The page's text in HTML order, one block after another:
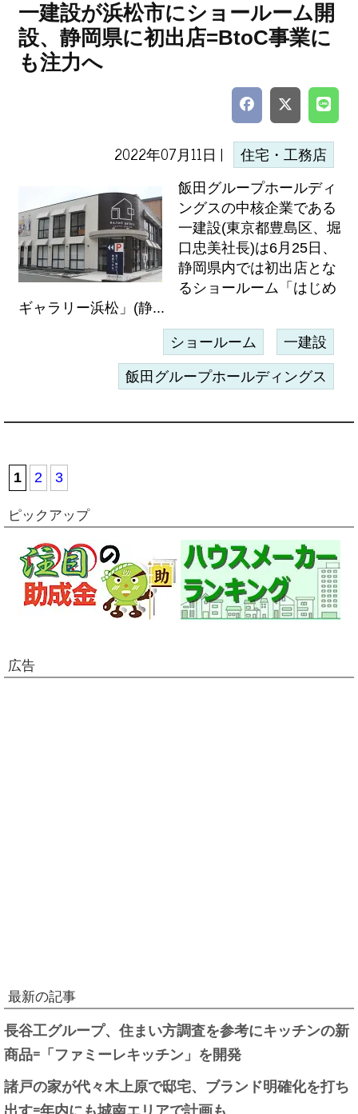
一建設が浜松市にショールーム開
設、静岡県に初出店=BtoC事業に
も注力へ
2022年07月11日 | 住宅・工務店
飯田グループホールディ
ングスの中核企業である
一建設(東京都豊島区、堀
口忠美社長)は6月25日、
静岡県内では初出店とな
るショールーム「はじめ
ギャラリー浜松」(静...
ショールーム 一建設
飯田グループホールディングス
1 2 3
ピックアップ
広告
最新の記事
長谷工グループ、住まい方調査を参考にキッチンの新
商品=「ファミーレキッチン」を開発
諸戸の家が代々木上原で邸宅、ブランド明確化を打ち
出す=年内にも城南エリアで計画も